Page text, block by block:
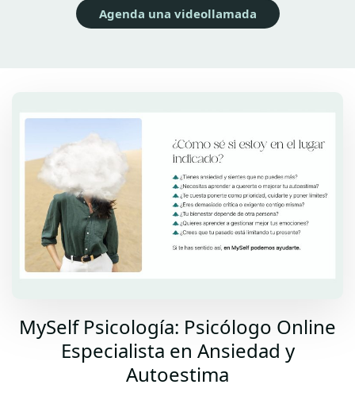
Agenda una videollamada
MySelf Psicología: Psicólogo Online
Especialista en Ansiedad y
Autoestima